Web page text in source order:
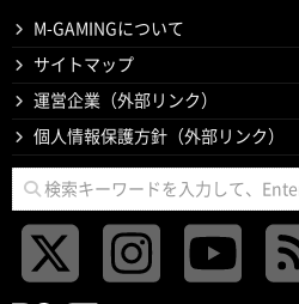
M-GAMINGについて
サイトマップ
運営企業（外部リンク）
個人情報保護方針（外部リンク）